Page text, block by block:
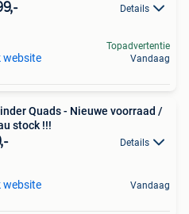
Details
website
Topadvertentie
Vandaag
Quads - Nieuwe voorraad /
stock !!!
Details
website Vandaag